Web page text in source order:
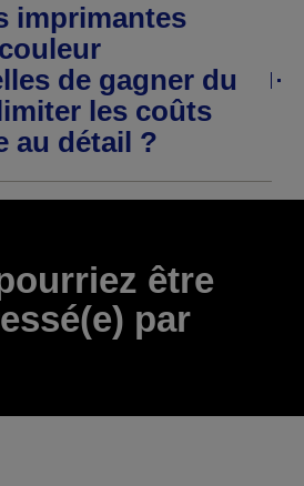
imprimantes
de gagner du
les coûts
au détail ?
être
par